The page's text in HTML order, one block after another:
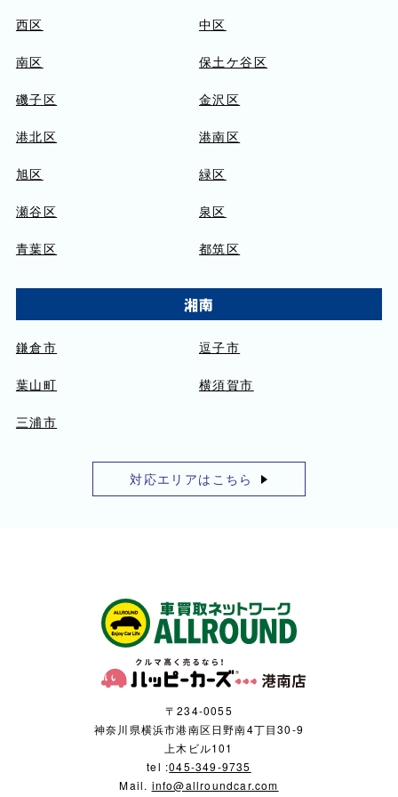
西区 中区
南区 保土ケ谷区
磯子区 金沢区
港北区 港南区
旭区 緑区
瀬谷区 泉区
青葉区 都筑区
湘南
鎌倉市 逗子市
葉山町 横須賀市
三浦市
対応エリアはこちら
〒234-0055
神奈川県横浜市港南区日野南4丁目30-9
上木ビル101
tel :045-349-9735
Mail. info@allroundcar.com